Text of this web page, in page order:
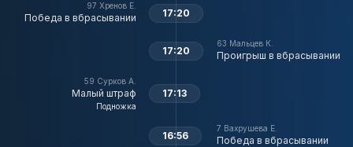
97 Хренов Е.
Победа в вбрасывании 17:20
63 Мальцев К.
Проигрыш в вбрасывании
17:20
59 Сурков А.
Малый штраф
Подножка
17:13
7 Вахрушева Е.
Победа в вбрасывании
16:56